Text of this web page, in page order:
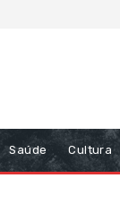
Saúde Cultura